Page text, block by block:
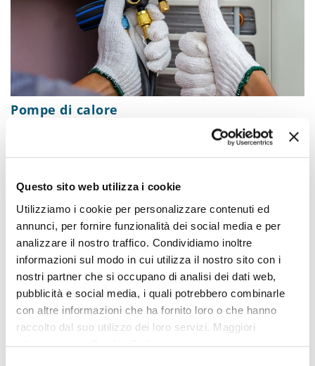
Questo sito web utilizza i cookie
Utilizziamo i cookie per personalizzare contenuti ed
annunci, per fornire funzionalità dei social media e per
analizzare il nostro traffico. Condividiamo inoltre
informazioni sul modo in cui utilizza il nostro sito con i
nostri partner che si occupano di analisi dei dati web,
pubblicità e social media, i quali potrebbero combinarle
con altre informazioni che ha fornito loro o che hanno
raccolto dal suo utilizzo dei loro servizi. Maggiori
Pompe di calore